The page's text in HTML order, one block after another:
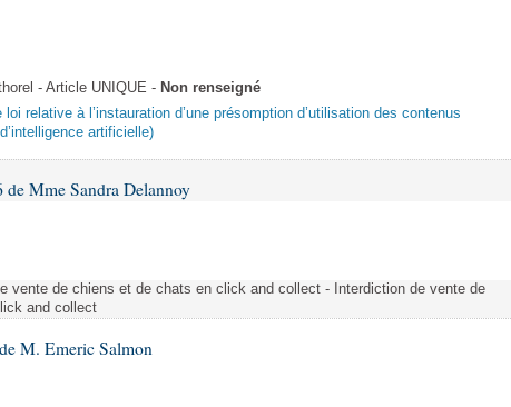
- Article UNIQUE - Non renseigné
relative à l’instauration d’une présomption d’utilisation des contenus
artificielle)
de Mme Sandra Delannoy
vente de chiens et de chats en click and collect - Interdiction de vente de
and collect
M. Emeric Salmon